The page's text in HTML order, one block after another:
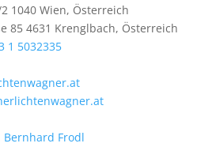
1040 Wien, Österreich
85 4631 Krenglbach, Österreich
1 5032335
Frodl